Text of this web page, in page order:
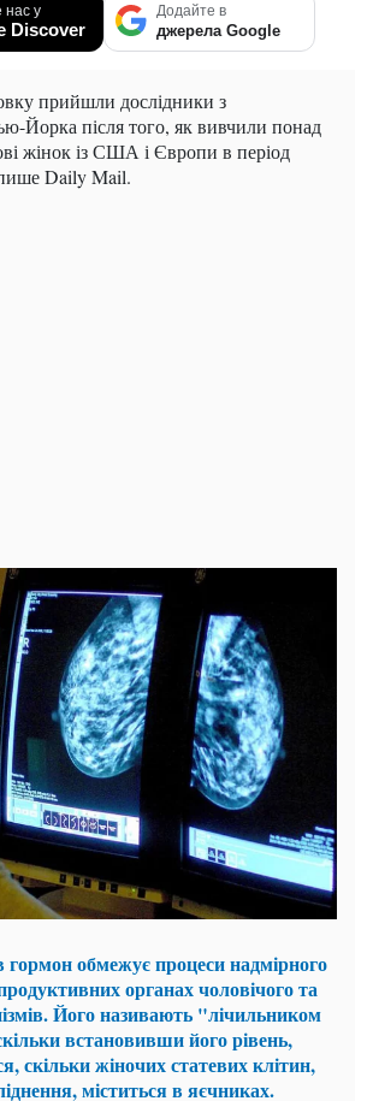
нас у
Discover
Додайте в
джерела Google
прийшли дослідники з
Йорка після того, як вивчили понад
жінок із США і Європи в період
Daily Mail.
обмежує процеси надмірного
органах чоловічого та
Його називають "лічильником
встановивши його рівень,
скільки жіночих статевих клітин,
міститься в яєчниках.